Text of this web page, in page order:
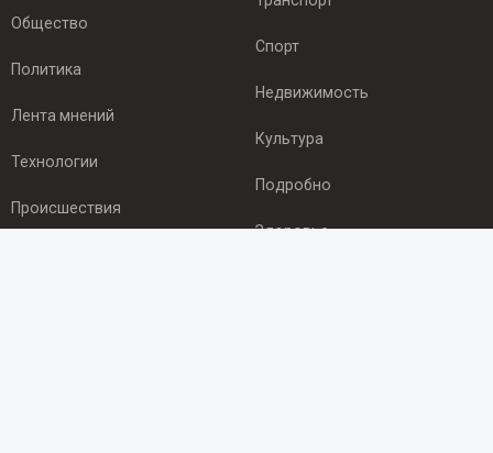
Общество
Политика
Лента мнений
Технологии
Происшествия
Спорт
Недвижимость
Культура
Подробно
Здоровье